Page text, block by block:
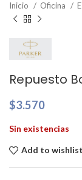
Inicio Oficina
Repuesto
$3.570
Sin existencias
Add to wishlist